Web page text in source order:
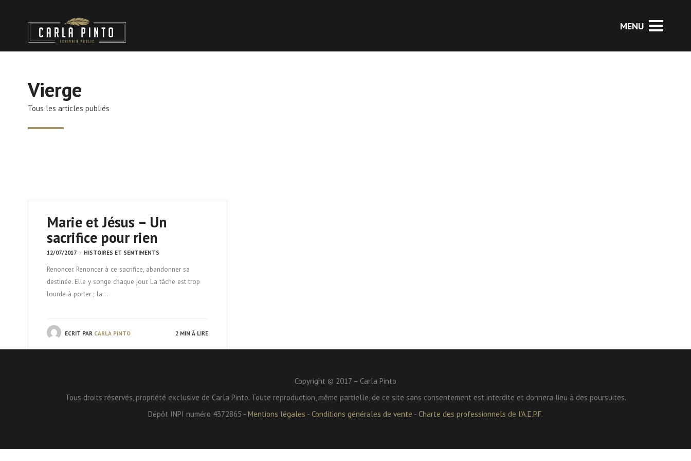
Vierge
Tous les articles publiés
Marie et Jésus – Un
sacrifice pour rien
12/07/2017 - HISTOIRES ET SENTIMENTS
Renoncer. Renoncer à ce sacrifice, abandonner sa
destinée. Elle y songe chaque jour. La tâche est trop
lourde à porter ; la…
ECRIT PAR CARLA PINTO 2 MIN À LIRE
Copyright © 2017 – Carla Pinto
Tous droits réservés, propriété exclusive de Carla Pinto. Toute reproduction, même partielle, de ce site sans consentement est interdite et donnera lieu à des poursuites.
Dépôt INPI numéro 4372865 - Mentions légales - Conditions générales de vente - Charte des professionnels de l'A.E.P.F.